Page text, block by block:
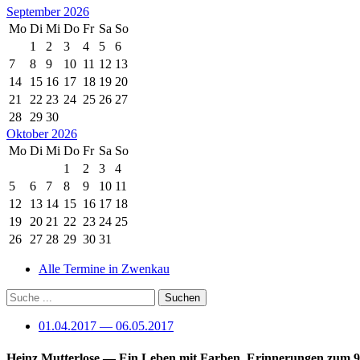
September 2026
Mo Di Mi Do Fr Sa So
1
2 3 4 5
6
7
8 9 10 11 12 13
14
15 16 17 18 19 20
21
22 23 24 25 26 27
28 29 30
Oktober 2026
Mo Di Mi Do Fr Sa So
1
2 3
4
5
6 7 8 9 10 11
12
13 14 15 16 17 18
19 20 21 22 23 24 25
26 27 28 29 30 31
Alle Termine in Zwenkau
01.04.2017 — 06.05.2017